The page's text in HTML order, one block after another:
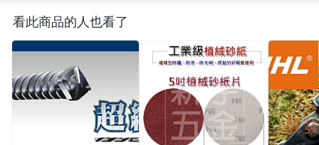
看此商品的人也看了